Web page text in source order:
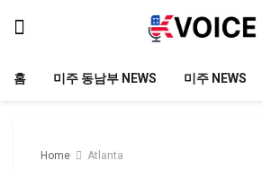
홈 미주 동남부 NEWS 미주 NEWS
Home Atlanta